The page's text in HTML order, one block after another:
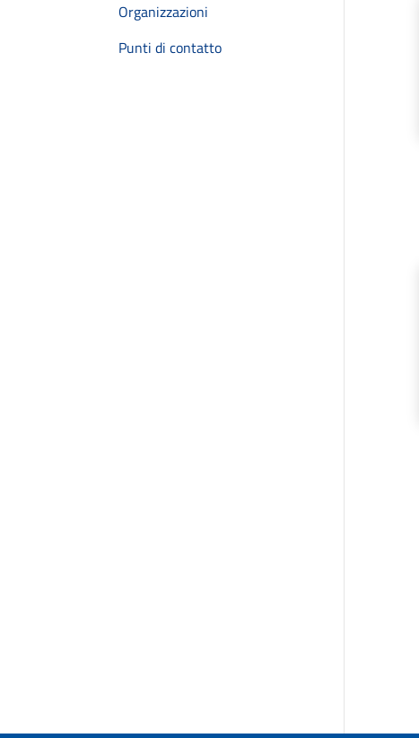
Organizzazioni
Punti di contatto